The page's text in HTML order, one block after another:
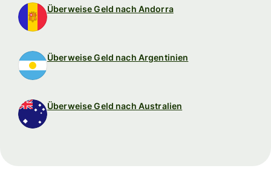
Überweise Geld nach Andorra
Überweise Geld nach Argentinien
Überweise Geld nach Australien